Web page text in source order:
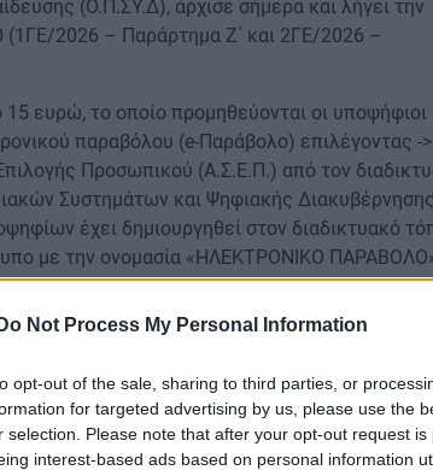
Do Not Process My Personal Information
opt-out of the sale, sharing to third parties, or
for targeted advertising by us, please use the
selection. Please note that after your opt-out request
interest-based ads based on personal information
(Ο.Π.ΣΥ.Δ), άρχισε σήμερα και λήγει την
2026 – Παράρτημα Ζ΄ και 2ΓΕ/2026 –
ευρώ, το οποίο προμηθεύονται οι υποψήφιοι
παραβόλου (e-Παράβολο) επιλέγοντας ->
Προσωπικού (Α.Σ.Ε.Π.) από τον
Συστημάτων και Ψηφιακής Διακυβέρνησης
έχει δημιουργηθεί στον διαδικτυακό
με την ονομασία «ΗΛΕΚΤΡΟΝΙΚΟ
τόπο της Γενικής Γραμματείας Πληροφοριακών
ολοκληρώνεται όταν οι υποψήφιοι
(20ψήφιος) κωδικός του παραβόλου
αυτό να δεσμευτεί από το ΑΣΕΠ